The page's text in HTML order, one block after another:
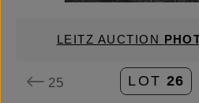
LEITZ AUCTION
25 LOT 26